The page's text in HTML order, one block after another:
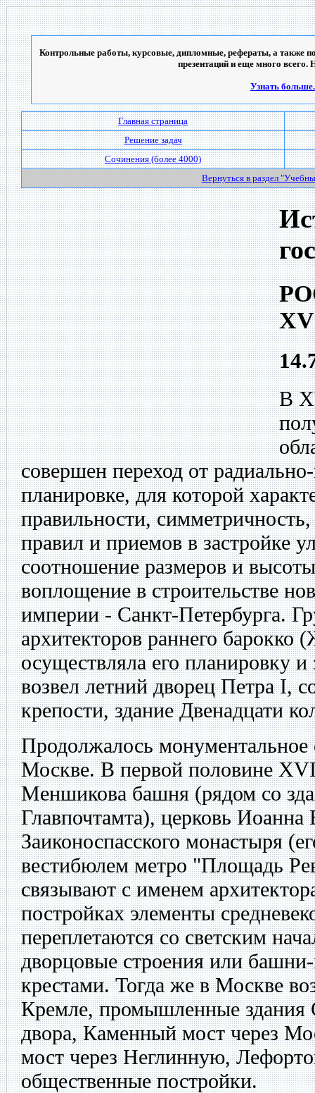
Контрольные работы, курсовые, дипломные, рефераты, а также
презентаций и еще много всего.
Узнать
Главная страница
Решение задач
Сочинения (более 4000)
Вернуться в раздел
В
совершен переход от
планировке, для которой
правильности,
правил и приемов в застройке
соотношение размеров и
воплощение в строительстве
империи - Санкт-Петербурга.
архитекторов раннего
осуществляла его планировку
возвел летний дворец Петра I,
крепости, здание Двенадцати
Продолжалось монументальное
Москве. В первой половине
Меншикова башня (рядом со
Главпочтамта), церковь
Заиконоспасского монастыря
вестибюлем метро "Площадь
связывают с именем
постройках элементы
переплетаются со светским
дворцовые строения или
крестами. Тогда же в Москве
Кремле, промышленные здания
двора, Каменный мост через
мост через Неглинную,
общественные постройки.